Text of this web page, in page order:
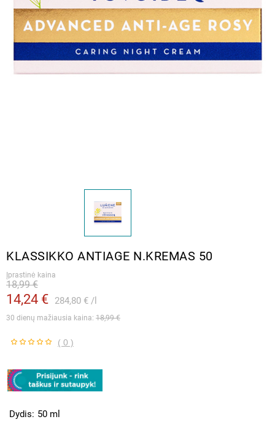
KLASSIKKO ANTIAGE N.KREMAS 50
Įprastinė kaina
14,24 € 284,80 €
18,99 €
30 dienų mažiausia kaina: 18,99 €
( 0 )
Dydis 50 ml